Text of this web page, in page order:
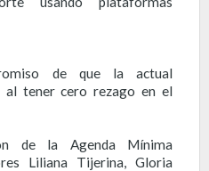
de que la actual
al tener cero rezago en el
de la Agenda Mínima
Liliana Tijerina, Gloria